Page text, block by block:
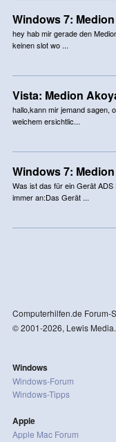
Windows 7:
hey hab mir gerade den
keinen slot wo ...
Vista: Medion
hallo,kann mir jemand sagen,
welchem ersichtlic...
Windows 7:
Was ist das für ein Gerät
immer an:Das Gerät ...
Computerhilfen.de Forum-
© 2001-2026, Lewis
Windows
Windows-Forum
Windows-Tipps
Apple
Apple Mac Forum